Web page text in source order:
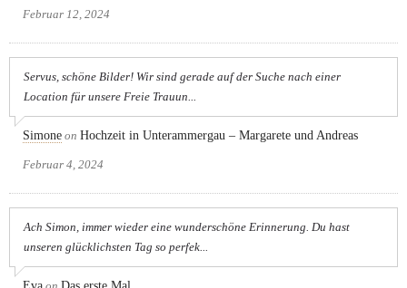
Februar 12, 2024
Servus, schöne Bilder! Wir sind gerade auf der Suche nach einer
Location für unsere Freie Trauun...
Simone on Hochzeit in Unterammergau – Margarete und Andreas
Februar 4, 2024
Ach Simon, immer wieder eine wunderschöne Erinnerung. Du hast
unseren glücklichsten Tag so perfek...